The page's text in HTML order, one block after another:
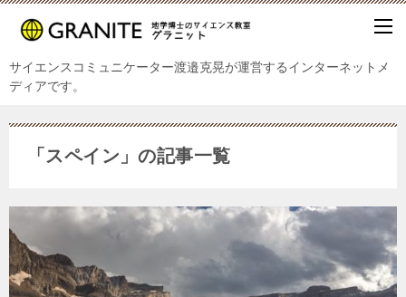
サイエンスコミュニケーター渡邉克晃が運営するインターネットメ
ディアです。
「スペイン」の記事一覧